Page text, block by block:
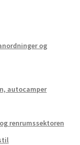
og
autocamper
renrumssektoren